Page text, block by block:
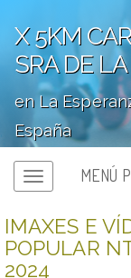
X 5KM
SRA DE
en La
España
MENÚ
IMAXES E
POPULAR
2024